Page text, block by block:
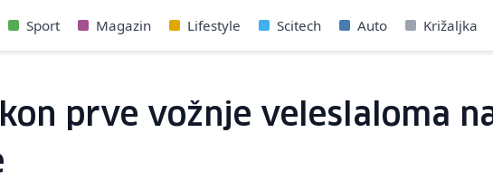
Sport Magazin Lifestyle Scitech Auto Križaljka
prve vožnje veleslaloma